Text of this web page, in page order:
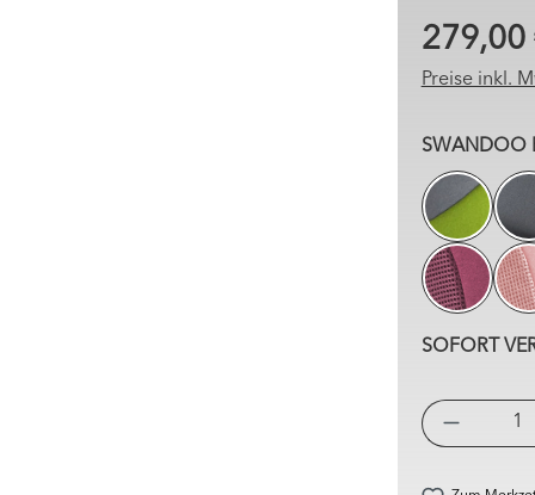
279,00
Preise inkl.
SWANDOO
LIME/
PLAYFUL
SOFORT